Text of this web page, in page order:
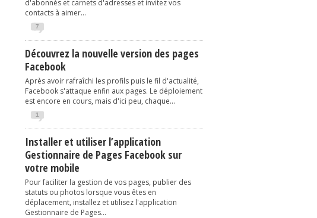
d'abonnés et carnets d'adresses et invitez vos
contacts à aimer...
7
Découvrez la nouvelle version des pages
Facebook
Après avoir rafraîchi les profils puis le fil d'actualité,
Facebook s'attaque enfin aux pages. Le déploiement
est encore en cours, mais d'ici peu, chaque...
1
Installer et utiliser l’application
Gestionnaire de Pages Facebook sur
votre mobile
Pour faciliter la gestion de vos pages, publier des
statuts ou photos lorsque vous êtes en
déplacement, installez et utilisez l'application
Gestionnaire de Pages...